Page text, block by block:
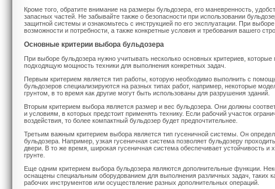
Кроме того, обратите внимание на размеры бульдозера, его маневренность,
запасных частей. Не забывайте также о безопасности при использовании
защитной системы и ознакомьтесь с инструкцией по его эксплуатации. При
возможности и потребности, а также конкретные условия и требования вашего
Основные критерии выбора бульдозера
При выборе бульдозера нужно учитывать несколько основных критериев, которые
подходящую мощность техники для выполнения конкретных задач.
Первым критерием является тип работы, которую необходимо выполнить с
бульдозеров специализируются на разных типах работ, например, некоторые
грунтом, в то время как другие могут быть использованы для разрушения зданий.
Вторым критерием выбора является размер и вес бульдозера. Они должны
и условиям, в которых предстоит применять технику. Если рабочий участок
воздействия, то более компактный бульдозер будет предпочтительнее.
Третьим важным критерием выбора является тип гусеничной системы. Он
бульдозера. Например, узкая гусеничная система позволяет бульдозеру
двери. В то же время, широкая гусеничная система обеспечивает устойчивость
грунте.
Еще одним критерием выбора бульдозера являются дополнительные функции.
оснащены специальным оборудованием для выполнения различных задач, таких
рабочих инструментов или осуществление разных дополнительных операций.